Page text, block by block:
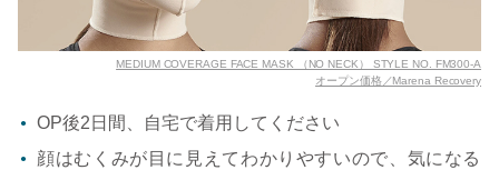
MEDIUM COVERAGE FACE MASK （NO NECK） STYLE NO. FM300-A
オープン価格／Marena Recovery
OP後2日間、自宅で着用してください
顔はむくみが目に見えてわかりやすいので、気になる